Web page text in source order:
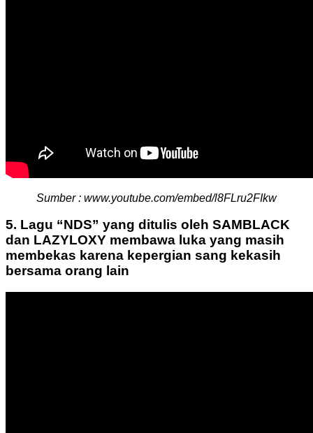
Sumber : www.youtube.com/embed/l8FLru2FIkw
5. Lagu “NDS” yang ditulis oleh SAMBLACK
dan LAZYLOXY membawa luka yang masih
membekas karena kepergian sang kekasih
bersama orang lain